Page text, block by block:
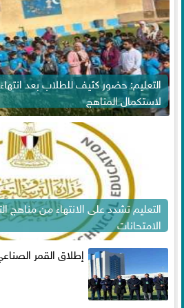
التعليم: حضور كثيف للطلاب بعد
لاستكمال المناهج
الامتحانات
إطلاق القمر